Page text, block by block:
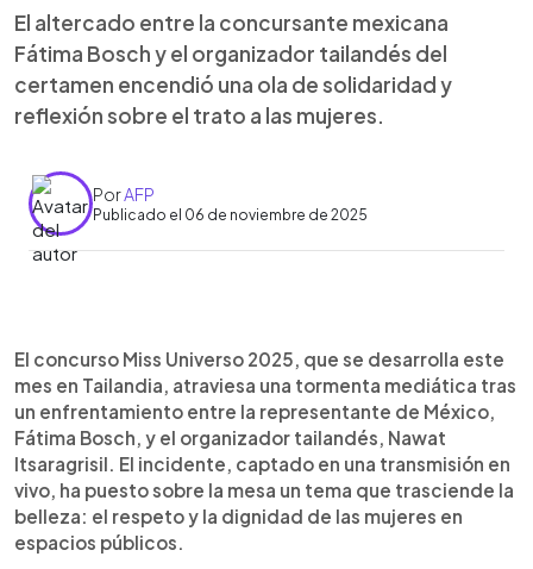
El altercado entre la concursante mexicana
Fátima Bosch y el organizador tailandés del
certamen encendió una ola de solidaridad y
reflexión sobre el trato a las mujeres.
PorAFP
Publicado el 06 de noviembre de 2025
Escuchar artículo
El certamen Miss Universo 2025, celebrado en
Tailandia, se vio sacudido por una controversia
luego de que el organizador local, Nawat
Itsaragrisil, discutiera públicamente con la
representante de México, Fátima Bosch. En una
transmisión en vivo, el empresario la habría
insultado por no cumplir con una promoción
turística, provocando la salida de la concursante y
una ola de críticas. La Organización Miss Universo
El concurso Miss Universo 2025, que se desarrolla este
mes en Tailandia, atraviesa una tormenta mediática tras
un enfrentamiento entre la representante de México,
Fátima Bosch, y el organizador tailandés, Nawat
Itsaragrisil. El incidente, captado en una transmisión en
vivo, ha puesto sobre la mesa un tema que trasciende la
belleza: el respeto y la dignidad de las mujeres en
espacios públicos.